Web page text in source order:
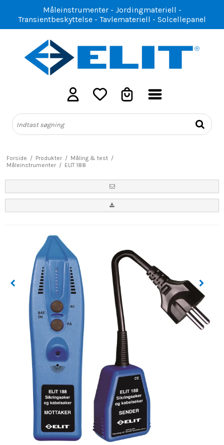
Måleinstrumenter - Jordingmateriell -
Transientbeskyttelse - Tavlemateriell - Solcellepanel
Forside / Produkter / Måling & test /
Måleinstrumenter / ELIT 188